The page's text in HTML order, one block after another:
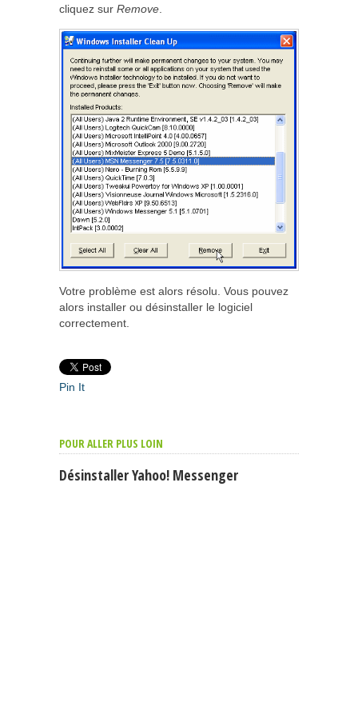
cliquez sur Remove
Votre problème est alors résolu. Vous pouvez
alors installer ou désinstaller le logiciel
correctement.
Pin It
POUR ALLER PLUS LOIN
Désinstaller Yahoo! Messenger